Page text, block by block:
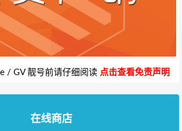
/ GV 靓号前请仔细阅读 点击查看免责声明
在线商店